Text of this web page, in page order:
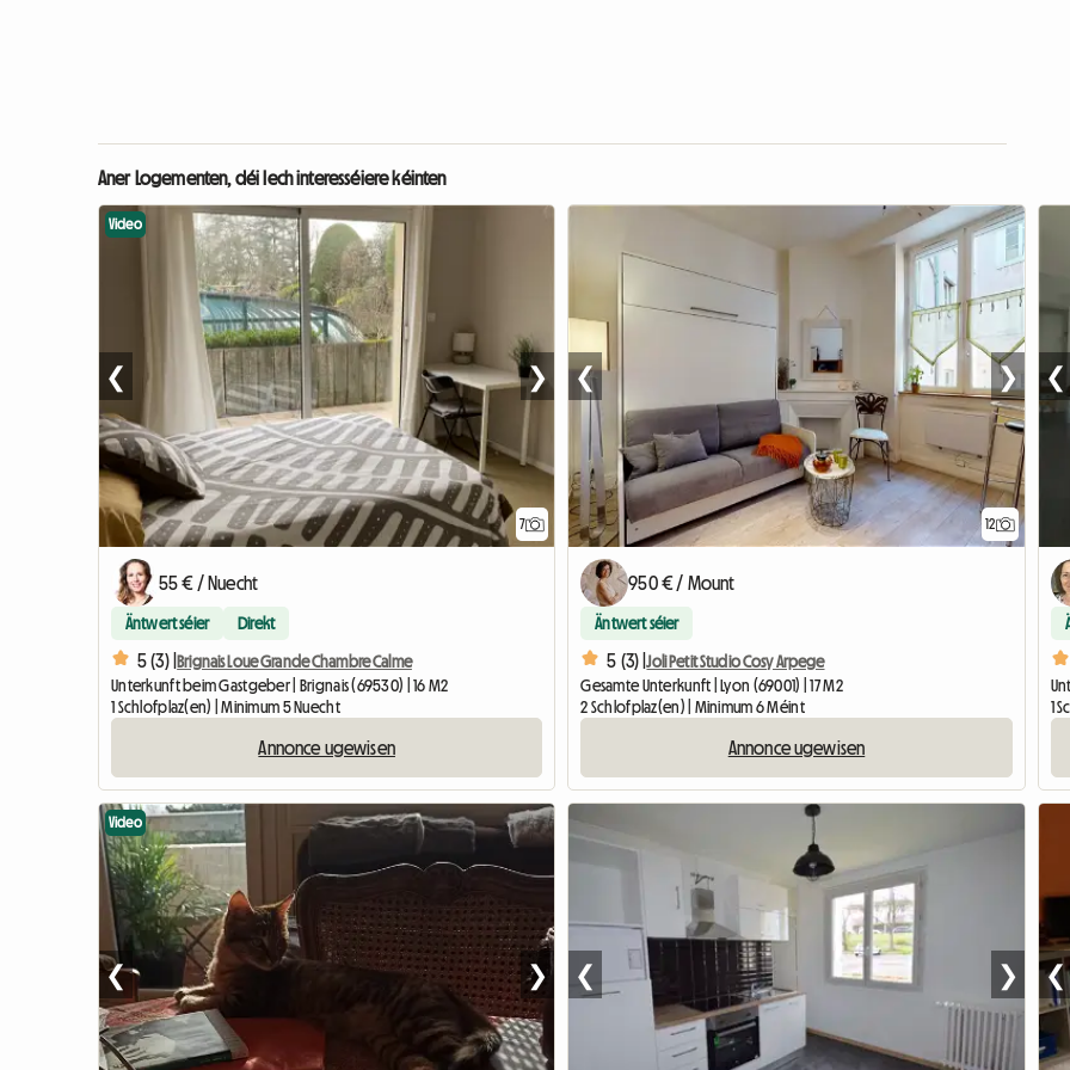
Aner Logementen, déi Iech interesséiere kéinten
7
Video
❮ ❯
55 € / Nuecht
Äntwert séier Direkt
5 (3) |Brignais Loue Grande Chambre Calme
Unterkunft beim Gastgeber | Brignais (69530) | 16 M2
1 Schlofplaz(en) | Minimum 5 Nuecht
Annonce ugewisen
12
❮ ❯
950 € / Mount
Äntwert séier
5 (3) |Joli Petit Studio Cosy Arpege
Gesamte Unterkunft | Lyon (69001) | 17 M2
2 Schlofplaz(en) | Minimum 6 Méint
Annonce ugewisen
❮
1
Video
❮ ❯ ❮ ❯ ❮